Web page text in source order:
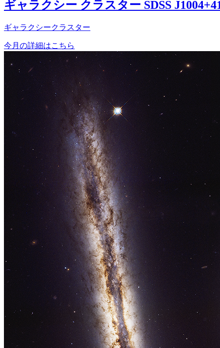
ギャラクシー クラスター SDSS
ギャラクシークラスター
今月の詳細はこちら